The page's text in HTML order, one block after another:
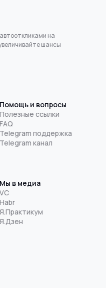
на
шансы
Помощь и вопросы
Полезные ссылки
FAQ
Telegram поддержка
Telegram канал
Мы в медиа
VC
Habr
Я.Практикум
Я.Дзен